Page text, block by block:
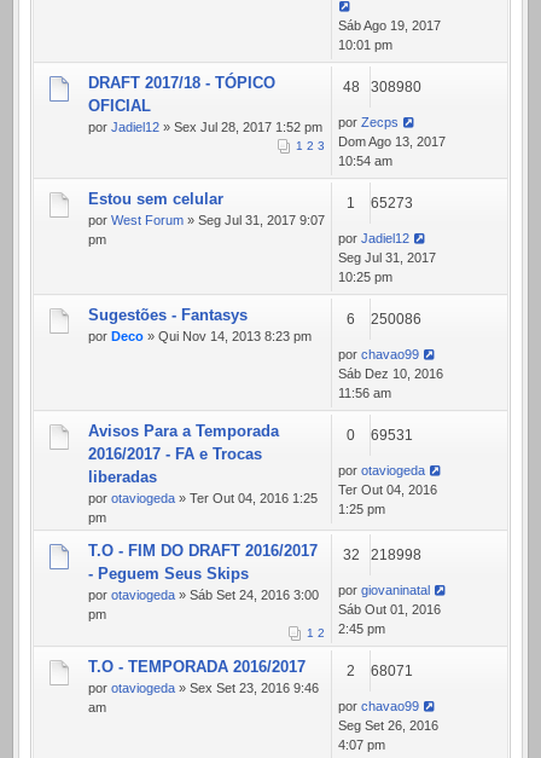
Sáb Ago 19, 2017
10:01 pm
DRAFT 2017/18 - TÓPICO
OFICIAL
por Jadiel12 » Sex Jul 28, 2017 1:52 pm
1 2 3
48 308980
por Zecps
Dom Ago 13, 2017
10:54 am
Estou sem celular
por West Forum » Seg Jul 31, 2017 9:07
pm
1 65273
por Jadiel12
Seg Jul 31, 2017
10:25 pm
Sugestões - Fantasys
por Deco » Qui Nov 14, 2013 8:23 pm
6 250086
por chavao99
Sáb Dez 10, 2016
11:56 am
Avisos Para a Temporada
2016/2017 - FA e Trocas
liberadas
por otaviogeda » Ter Out 04, 2016 1:25
pm
0 69531
por otaviogeda
Ter Out 04, 2016
1:25 pm
T.O - FIM DO DRAFT 2016/2017
- Peguem Seus Skips
por otaviogeda » Sáb Set 24, 2016 3:00
pm
1 2
32 218998
por giovaninatal
Sáb Out 01, 2016
2:45 pm
T.O - TEMPORADA 2016/2017
por otaviogeda » Sex Set 23, 2016 9:46
am
2 68071
por chavao99
Seg Set 26, 2016
4:07 pm